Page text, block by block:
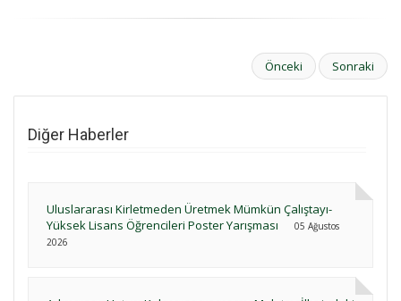
Önceki Sonraki
Diğer Haberler
Uluslararası Kirletmeden Üretmek Mümkün Çalıştayı-
Yüksek Lisans Öğrencileri Poster Yarışması
05 Ağustos
2026